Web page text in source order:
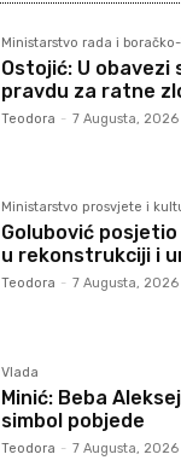
Ministarstvo rada i
Ostojić: U obavezi
pravdu za ratne
Teodora - 7 Augusta, 2026
Ministarstvo prosvjete i
Golubović
u rekonstrukciji i
Teodora - 7 Augusta, 2026
Vlada
Minić: Beba
simbol pobjede
Teodora - 7 Augusta, 2026